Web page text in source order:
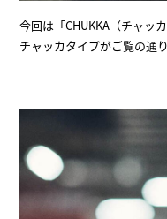
今回は「CHUKKA（チャッ
チャッカタイプがご覧の通